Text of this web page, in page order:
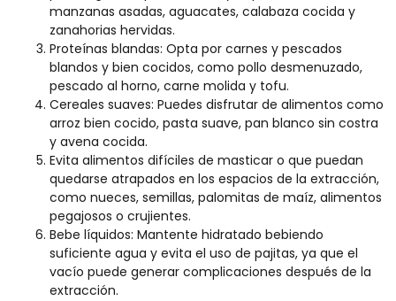
manzanas asadas, aguacates, calabaza cocida y
zanahorias hervidas.
Proteínas blandas: Opta por carnes y pescados
blandos y bien cocidos, como pollo desmenuzado,
pescado al horno, carne molida y tofu.
Cereales suaves: Puedes disfrutar de alimentos como
arroz bien cocido, pasta suave, pan blanco sin costra
y avena cocida.
Evita alimentos difíciles de masticar o que puedan
quedarse atrapados en los espacios de la extracción,
como nueces, semillas, palomitas de maíz, alimentos
pegajosos o crujientes.
Bebe líquidos: Mantente hidratado bebiendo
suficiente agua y evita el uso de pajitas, ya que el
vacío puede generar complicaciones después de la
extracción.